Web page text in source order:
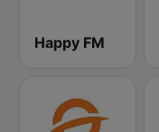
Happy FM